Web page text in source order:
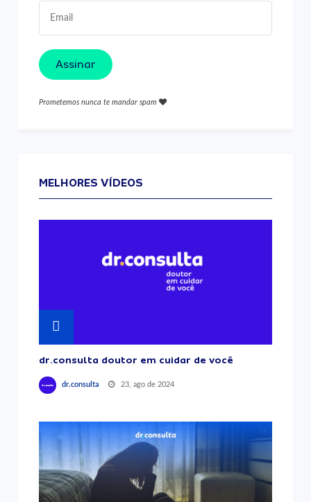
Assinar
Prometemos nunca te mandar spam
MELHORES VÍDEOS
dr.consulta doutor em cuidar de você
dr.consulta 23, ago de 2024